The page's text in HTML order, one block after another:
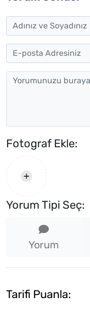
Fotograf Ekle:
Yorum Tipi Seç:
Yorum
Tarifi Puanla: